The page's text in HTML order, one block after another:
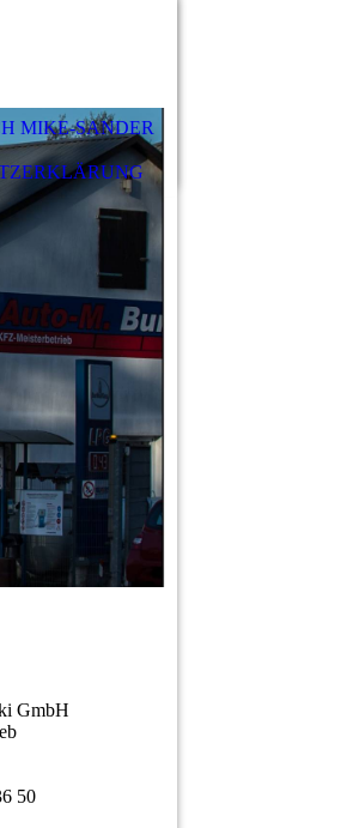
MIKE-SANDER
GmbH
50